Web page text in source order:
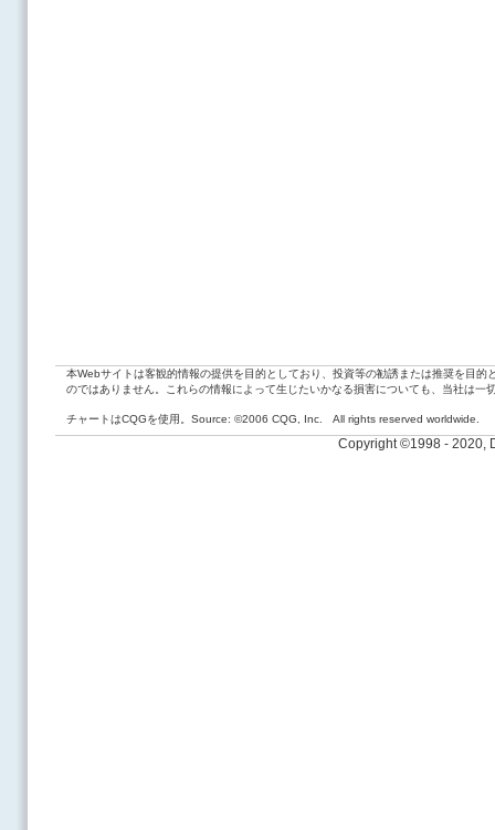
本Webサイトは客観的情報の提供を目的としており、投資等の勧誘または推奨を目
のではありません。これらの情報によって生じたいかなる損害についても、当社は一
チャートはCQGを使用。Source: ©2006 CQG, Inc. All rights reserved worldwide.
Copyright ©1998 - 2020,